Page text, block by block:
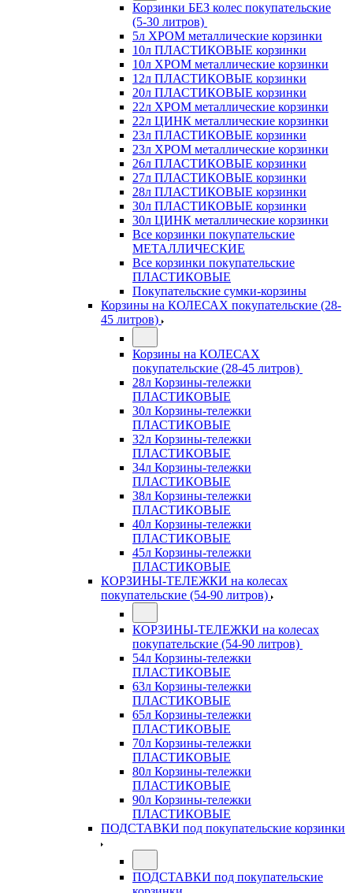
Корзинки БЕЗ колес покупательские
(5-30 литров)
5л ХРОМ металлические корзинки
10л ПЛАСТИКОВЫЕ корзинки
10л ХРОМ металлические корзинки
12л ПЛАСТИКОВЫЕ корзинки
20л ПЛАСТИКОВЫЕ корзинки
22л ХРОМ металлические корзинки
22л ЦИНК металлические корзинки
23л ПЛАСТИКОВЫЕ корзинки
23л ХРОМ металлические корзинки
26л ПЛАСТИКОВЫЕ корзинки
27л ПЛАСТИКОВЫЕ корзинки
28л ПЛАСТИКОВЫЕ корзинки
30л ПЛАСТИКОВЫЕ корзинки
30л ЦИНК металлические корзинки
Все корзинки покупательские
МЕТАЛЛИЧЕСКИЕ
Все корзинки покупательские
ПЛАСТИКОВЫЕ
Покупательские сумки-корзины
Корзины на КОЛЕСАХ покупательские (28-
45 литров)
Корзины на КОЛЕСАХ
покупательские (28-45 литров)
28л Корзины-тележки
ПЛАСТИКОВЫЕ
30л Корзины-тележки
ПЛАСТИКОВЫЕ
32л Корзины-тележки
ПЛАСТИКОВЫЕ
34л Корзины-тележки
ПЛАСТИКОВЫЕ
38л Корзины-тележки
ПЛАСТИКОВЫЕ
40л Корзины-тележки
ПЛАСТИКОВЫЕ
45л Корзины-тележки
ПЛАСТИКОВЫЕ
КОРЗИНЫ-ТЕЛЕЖКИ на колесах
покупательские (54-90 литров)
КОРЗИНЫ-ТЕЛЕЖКИ на колесах
покупательские (54-90 литров)
54л Корзины-тележки
ПЛАСТИКОВЫЕ
63л Корзины-тележки
ПЛАСТИКОВЫЕ
65л Корзины-тележки
ПЛАСТИКОВЫЕ
70л Корзины-тележки
ПЛАСТИКОВЫЕ
80л Корзины-тележки
ПЛАСТИКОВЫЕ
90л Корзины-тележки
ПЛАСТИКОВЫЕ
ПОДСТАВКИ под покупательские корзинки
ПОДСТАВКИ под покупательские